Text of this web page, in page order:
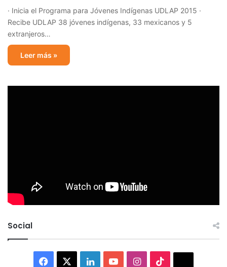
· Inicia el Programa para Jóvenes Indígenas UDLAP 2015 ·
Recibe UDLAP 38 jóvenes indígenas, 33 mexicanos y 5
extranjeros…
Leer más »
Social
Facebook LinkedInYouTubeInstagram